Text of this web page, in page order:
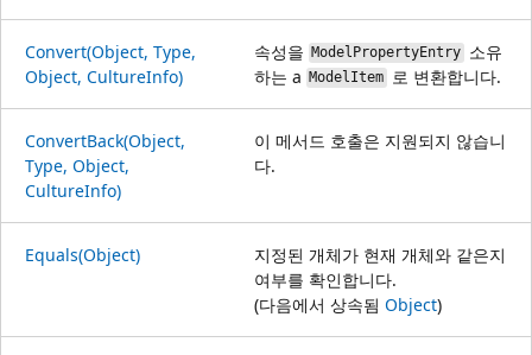
Convert(Object, Type,
Object, CultureInfo)
속성을 ModelPropertyEntry 소유
하는 a ModelItem 로 변환합니다.
ConvertBack(Object,
Type, Object,
CultureInfo)
이 메서드 호출은 지원되지 않습니
다.
Equals(Object)
지정된 개체가 현재 개체와 같은지
여부를 확인합니다.
(다음에서 상속됨 Object)